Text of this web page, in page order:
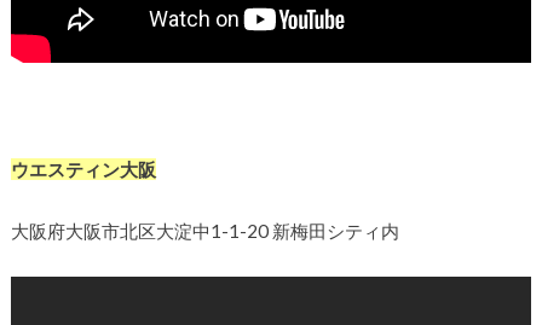
ウエスティン大阪
大阪府大阪市北区大淀中1-1-20 新梅田シティ内